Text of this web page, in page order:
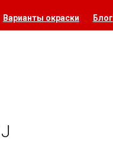
Варианты окраски Блог